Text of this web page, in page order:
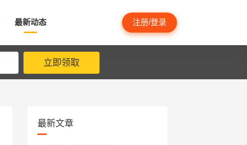
最新动态 注册/登录
立即领取
最新文章